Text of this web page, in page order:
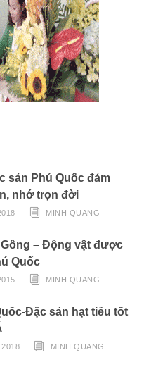
sản Phú Quốc đảm
nhớ trọn đời
MINH QUANG
Gông – Động vật được
Quốc
MINH QUANG
Đặc sản hạt tiêu tốt
MINH QUANG